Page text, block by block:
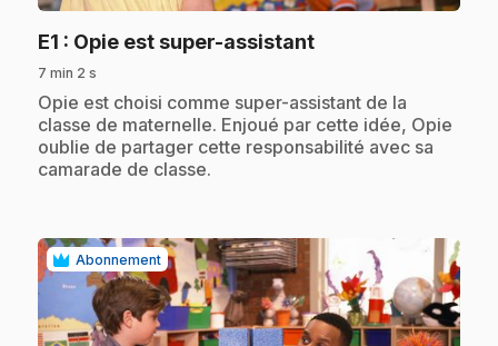
E1 : Opie est super-assistant.
7 min 2 s
.Opie est choisi comme super-assistant de la
classe de maternelle. Enjoué par cette idée, Opie
oublie de partager cette responsabilité avec sa
camarade de classe.
Abonnement